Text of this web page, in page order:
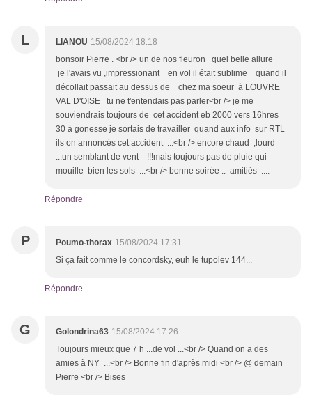
L LIANOU 15/08/2024 18:18
bonsoir Pierre . <br /> un de nos fleuron quel belle allure
je l'avais vu ,impressionant en vol il était sublime quand il
décollait passait au dessus de chez ma soeur à LOUVRE
VAL D'OISE tu ne t'entendais pas parler<br /> je me
souviendrais toujours de cet accident eb 2000 vers 16hres
30 à gonesse je sortais de travailler quand aux info sur RTL
ils on annoncés cet accident ...<br /> encore chaud ,lourd
...un semblant de vent !!!mais toujours pas de pluie qui
mouille bien les sols ...<br /> bonne soirée .. amitiés ....
Répondre
P Poumo-thorax 15/08/2024 17:31
Si ça fait comme le concordsky, euh le tupolev 144...
Répondre
G Golondrina63 15/08/2024 17:26
Toujours mieux que 7 h ...de vol ...<br /> Quand on a des
amies à NY ...<br /> Bonne fin d'après midi <br /> @ demain
Pierre <br /> Bises